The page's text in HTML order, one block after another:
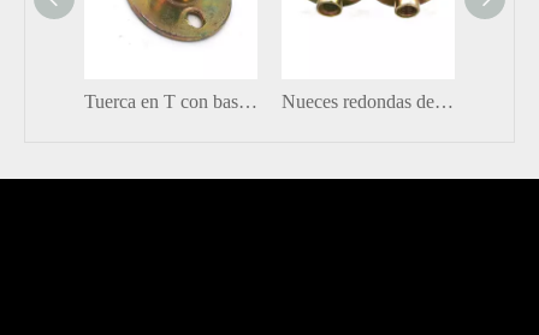
Tuerca en T con base redonda galvanizada de tamaño A2-70 de acero al carbono, tuerca en T con orificio Brad Nueces redondas de los remaches ciegos del parte movible de la tuerca en T del agujero de Brad de la base redonda resistentes a la corrosión